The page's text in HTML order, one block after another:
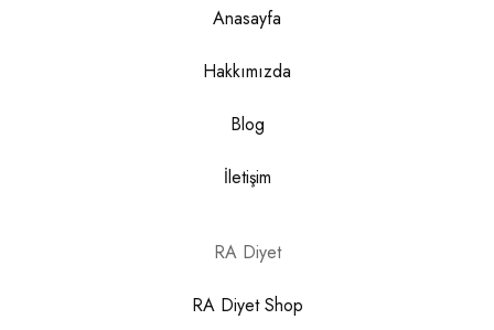
Anasayfa
Hakkımızda
Blog
İletişim
RA Diyet
RA Diyet Shop